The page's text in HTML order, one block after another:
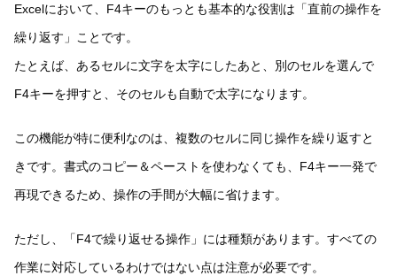
Excelにおいて、F4キーのもっとも基本的な役割は「直前の操作を
繰り返す」ことです。
たとえば、あるセルに文字を太字にしたあと、別のセルを選んで
F4キーを押すと、そのセルも自動で太字になります。
この機能が特に便利なのは、複数のセルに同じ操作を繰り返すと
きです。書式のコピー＆ペーストを使わなくても、F4キー一発で
再現できるため、操作の手間が大幅に省けます。
ただし、「F4で繰り返せる操作」には種類があります。すべての
作業に対応しているわけではない点は注意が必要です。